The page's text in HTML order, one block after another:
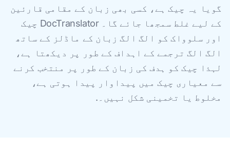
گویا یہ چیک ہے، کسی بھی زبان کے مقامی قارئین
کے لیے غلط سمجھا جائے گا۔ DocTranslator چیک
اور سلوواک کو الگ الگ زبان کے ماڈلز کے ساتھ
الگ الگ ترجمے کے اہداف کے طور پر دیکھتا ہے،
لہذا چیک کو ہدف کی زبان کے طور پر منتخب کرنے
سے معیاری چیک میں پیداوار پیدا ہوتی ہے،
مخلوط یا تخمینی شکل نہیں۔.